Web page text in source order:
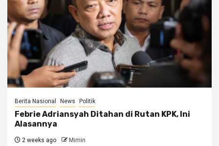
Berita Nasional News Politik
Febrie Adriansyah Ditahan di Rutan KPK, Ini
Alasannya
2 weeks ago Mimin